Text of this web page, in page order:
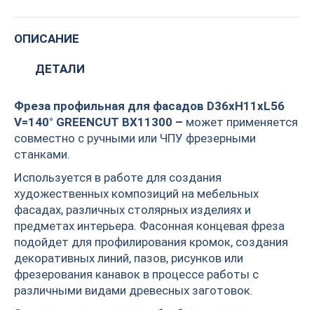
ОПИСАНИЕ
ДЕТАЛИ
Фреза профильная для фасадов D36xH11xL56
V=140° GREENCUT BX11300 – может применяется
совместно с ручными или ЧПУ фрезерными
станками.
Используется в работе для создания
художественных композиций на мебельных
фасадах, различных столярных изделиях и
предметах интерьера. Фасонная концевая фреза
подойдет для профилирования кромок, создания
декоративных линий, пазов, рисунков или
фрезерования канавок в процессе работы с
различными видами древесных заготовок.